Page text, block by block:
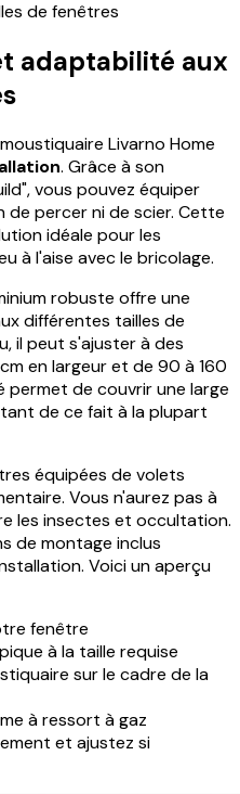
de fenêtres
adaptabilité aux
Livarno Home
. Grâce à son
vous pouvez équiper
de percer ni de scier. Cette
idéale pour les
à l'aise avec le bricolage.
robuste offre une
différentes tailles de
il peut s'ajuster à des
en largeur et de 90 à 160
permet de couvrir une large
de ce fait à la plupart
équipées de volets
Vous n'aurez pas à
les insectes et occultation.
de montage inclus
Voici un aperçu
fenêtre
à la taille requise
sur le cadre de la
à ressort à gaz
et ajustez si